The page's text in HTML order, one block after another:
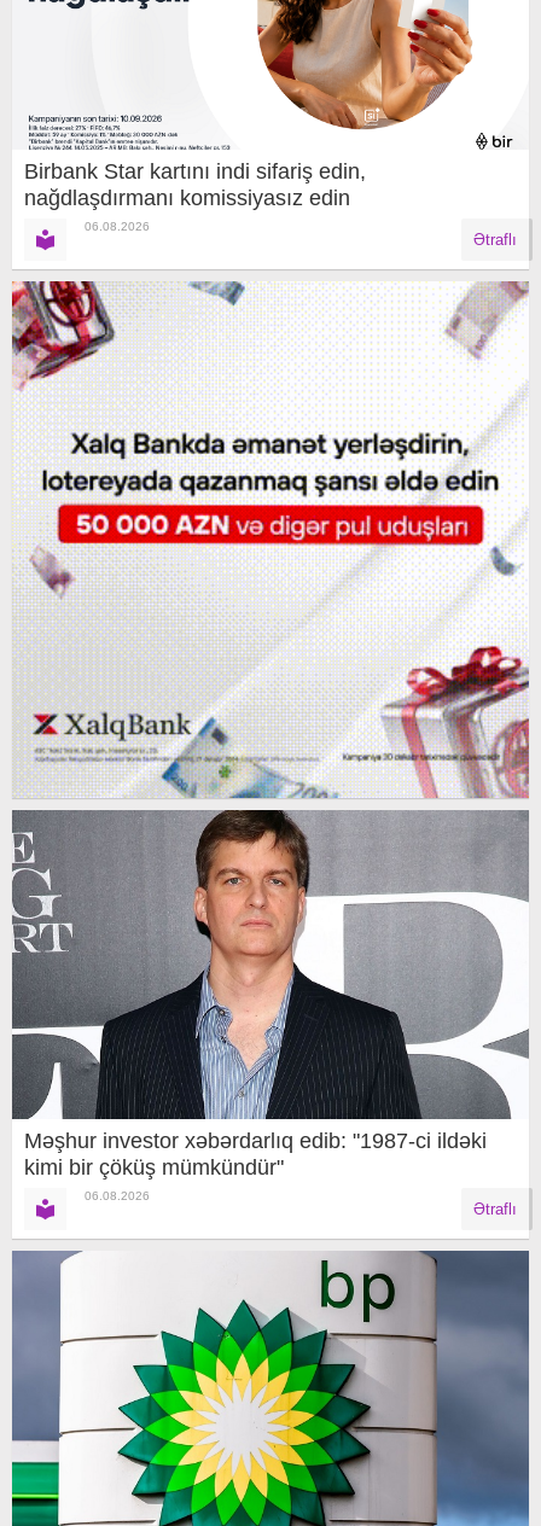
Birbank Star kartını indi sifariş edin,
nağdlaşdırmanı komissiyasız edin
06.08.2026
Ətraflı
Məşhur investor xəbərdarlıq edib: "1987-ci ildəki
kimi bir çöküş mümkündür"
06.08.2026
Ətraflı